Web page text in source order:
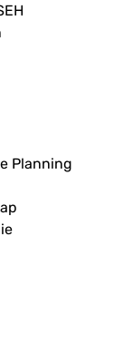
Planning